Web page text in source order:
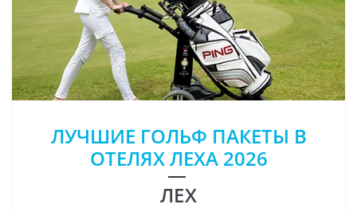
ЛУЧШИЕ ГОЛЬФ ПАКЕТЫ В
ОТЕЛЯХ ЛЕХА 2026
ЛЕХ